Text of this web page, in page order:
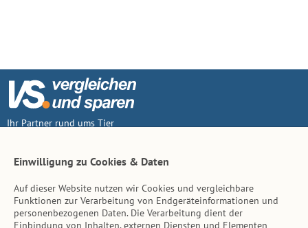
Ihr Partner rund ums Tier
Inhalt
Tierarzt-Suche
Einwilligung zu Cookies & Daten
Auf dieser Website nutzen wir Cookies und vergleichbare
Funktionen zur Verarbeitung von Endgeräteinformationen und
personenbezogenen Daten. Die Verarbeitung dient der
Einbindung von Inhalten, externen Diensten und Elementen